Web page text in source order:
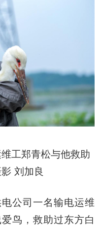
工郑青松与他救助
刘加良
公司一名输电运维
鸟，救助过东方白